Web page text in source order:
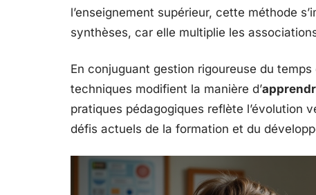
l’enseignement supérieur, cette méthode
synthèses, car elle multiplie les
En conjuguant gestion rigoureuse du
techniques modifient la manière d’
pratiques pédagogiques reflète l’évolution
défis actuels de la formation et du